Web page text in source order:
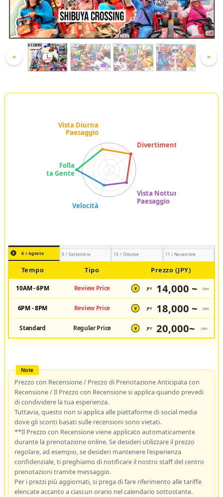
< >
8 / Agosto 9 / Settembre 10 / Ottobre 11 / Novembre
Tempo Tipo Prezzo (JPY)
10AM - 6PM Review Price ¥ JPY 14,000 ~ /pax
6PM - 8PM Review Price ¥ JPY 18,000 ~ /pax
Standard Regular Price ¥ JPY 20,000~ /pax
Prezzo con Recensione / Prezzo di Prenotazione Anticipata con
Recensione / Il Prezzo con Recensione si applica quando prevedi
di condividere la tua esperienza.
Tuttavia, questo non si applica alle piattaforme di social media
dove gli sconti basati sulle recensioni sono vietati.
**Il Prezzo con Recensione viene applicato automaticamente
durante la prenotazione online. Se desideri utilizzare il prezzo
regolare, ad esempio, se desideri mantenere l'esperienza
confidenziale, ti preghiamo di notificare il nostro staff del centro
prenotazioni tramite messaggio.
Per i prezzi più aggiornati, si prega di fare riferimento alle tariffe
elencate accanto a ciascun orario nel calendario sottostante.